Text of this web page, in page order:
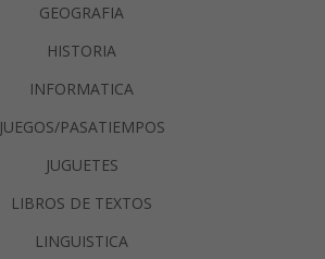
GEOGRAFIA
HISTORIA
INFORMATICA
JUEGOS/PASATIEMPOS
JUGUETES
LIBROS DE TEXTOS
LINGUISTICA